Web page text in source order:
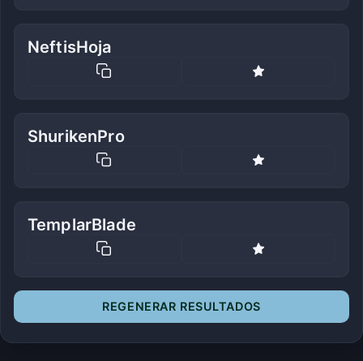
NeftisHoja
ShurikenPro
TemplarBlade
REGENERAR RESULTADOS